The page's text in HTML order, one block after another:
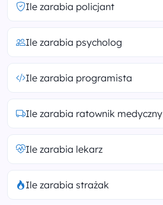
Ile zarabia policjant
Ile zarabia psycholog
Ile zarabia programista
Ile zarabia ratownik medyczny
Ile zarabia lekarz
Ile zarabia strażak